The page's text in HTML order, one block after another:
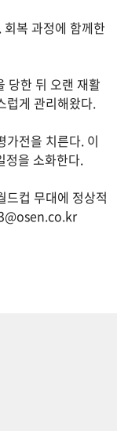
복 과정에 함께한
당한 뒤 오랜 재활
럽게 관리해왔다.
가전을 치른다. 이
정을 소화한다.
드컵 무대에 정상적